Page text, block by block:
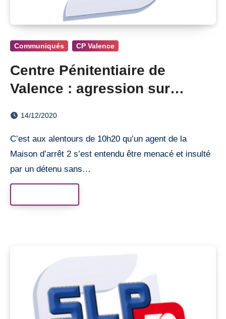
Communiqués CP Valence
Centre Pénitentiaire de
Valence : agression sur
14/12/2020
C’est aux alentours de 10h20 qu’un agent de la
Maison d’arrêt 2 s’est entendu être menacé et insulté
par un détenu sans…